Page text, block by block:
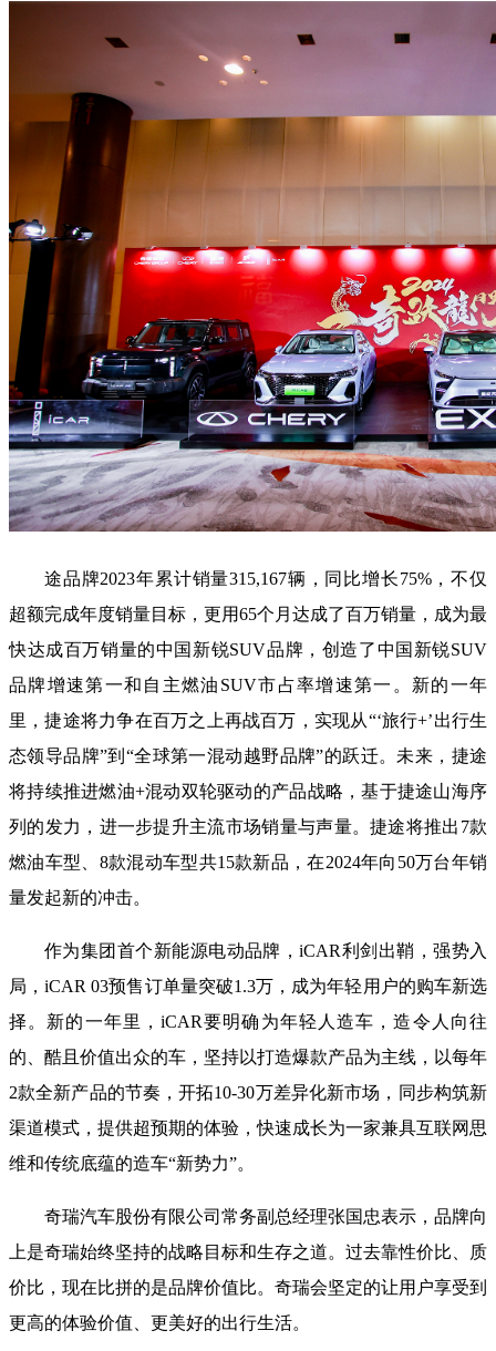
途品牌2023年累计销量315,167辆，同比增长75%，不仅
超额完成年度销量目标，更用65个月达成了百万销量，成为最
快达成百万销量的中国新锐SUV品牌，创造了中国新锐SUV
品牌增速第一和自主燃油SUV市占率增速第一。新的一年
里，捷途将力争在百万之上再战百万，实现从“‘旅行+’出行生
态领导品牌”到“全球第一混动越野品牌”的跃迁。未来，捷途
将持续推进燃油+混动双轮驱动的产品战略，基于捷途山海序
列的发力，进一步提升主流市场销量与声量。捷途将推出7款
燃油车型、8款混动车型共15款新品，在2024年向50万台年销
量发起新的冲击。
作为集团首个新能源电动品牌，iCAR利剑出鞘，强势入
局，iCAR 03预售订单量突破1.3万，成为年轻用户的购车新选
择。新的一年里，iCAR要明确为年轻人造车，造令人向往
的、酷且价值出众的车，坚持以打造爆款产品为主线，以每年
2款全新产品的节奏，开拓10-30万差异化新市场，同步构筑新
渠道模式，提供超预期的体验，快速成长为一家兼具互联网思
维和传统底蕴的造车“新势力”。
奇瑞汽车股份有限公司常务副总经理张国忠表示，品牌向
上是奇瑞始终坚持的战略目标和生存之道。过去靠性价比、质
价比，现在比拼的是品牌价值比。奇瑞会坚定的让用户享受到
更高的体验价值、更美好的出行生活。